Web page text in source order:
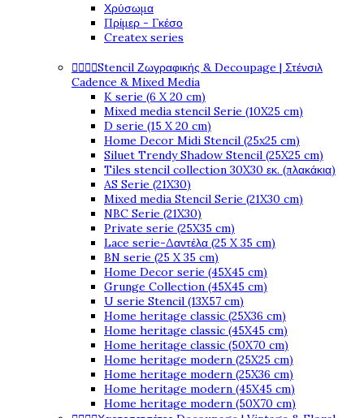
Χρύσωμα
Πρίμερ - Γκέσο
Createx series
Stencil Ζωγραφικής & Decoupage | Στένσιλ
Cadence & Mixed Media
K serie (6 X 20 cm)
Mixed media stencil Serie (10X25 cm)
D serie (15 X 20 cm)
Home Decor Midi Stencil (25x25 cm)
Siluet Trendy Shadow Stencil (25X25 cm)
Tiles stencil collection 30X30 εκ. (πλακάκια)
AS Serie (21X30)
Mixed media Stencil Serie (21X30 cm)
NBC Serie (21X30)
Private serie (25X35 cm)
Lace serie-Δαντέλα (25 X 35 cm)
BN serie (25 X 35 cm)
Home Decor serie (45X45 cm)
Grunge Collection (45X45 cm)
U serie Stencil (13X57 cm)
Home heritage classic (25X36 cm)
Home heritage classic (45X45 cm)
Home heritage classic (50X70 cm)
Home heritage modern (25X25 cm)
Home heritage modern (25X36 cm)
Home heritage modern (45X45 cm)
Home heritage modern (50X70 cm)